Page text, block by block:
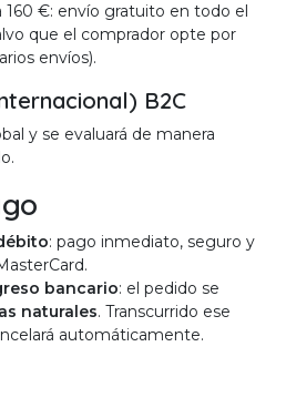
160 €: envío gratuito en todo el
que el comprador opte por
envíos).
B2C
y se evaluará de manera
: pago inmediato, seguro y
bancario: el pedido se
naturales. Transcurrido ese
automáticamente.